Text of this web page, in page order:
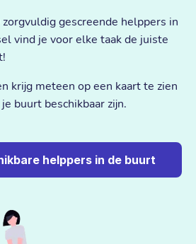
gescreende helppers in
vind je voor elke taak de juiste
krijg meteen op een kaart te zien
buurt beschikbaar zijn.
helppers in de buurt